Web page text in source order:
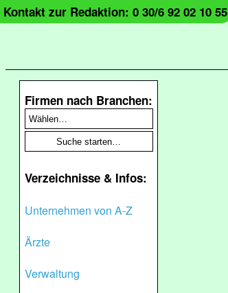
Kontakt zur Redaktion: 0 30/6 92 02 10 55
Firmen nach Branchen:
Verzeichnisse & Infos:
Unternehmen von A-Z
Ärzte
Verwaltung